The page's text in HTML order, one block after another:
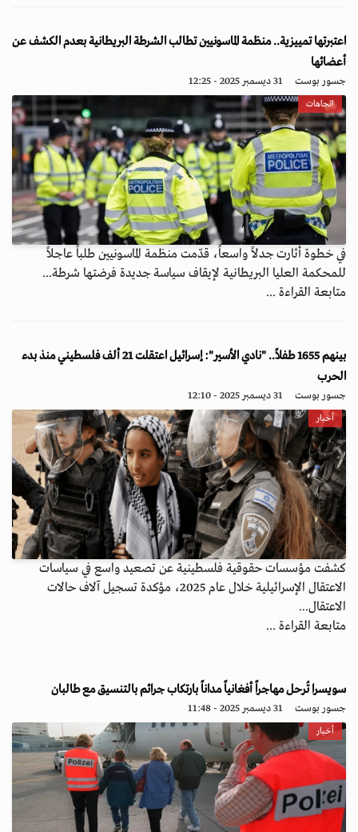
اعتبرتها تمييزية.. منظمة الماسونيين تطالب الشرطة البريطانية بعدم الكشف عن
أعضائها
جسور بوست 31 ديسمبر 2025 - 12:25
اتجاهات
في خطوة أثارت جدلاً واسعاً، قدّمت منظمة الماسونيين طلباً عاجلاً
للمحكمة العليا البريطانية لإيقاف سياسة جديدة فرضتها شرطة...
متابعة القراءة ...
بينهم 1655 طفلاً.. "نادي الأسير": إسرائيل اعتقلت 21 ألف فلسطيني منذ بدء
الحرب
جسور بوست 31 ديسمبر 2025 - 12:10
أخبار
كشفت مؤسسات حقوقية فلسطينية عن تصعيد واسع في سياسات
الاعتقال الإسرائيلية خلال عام 2025، مؤكدة تسجيل آلاف حالات
الاعتقال...
متابعة القراءة ...
سويسرا تُرحل مهاجراً أفغانياً مداناً بارتكاب جرائم بالتنسيق مع طالبان
جسور بوست 31 ديسمبر 2025 - 11:48
أخبار